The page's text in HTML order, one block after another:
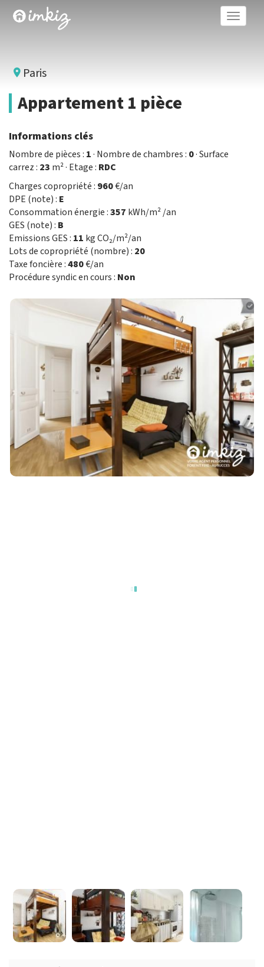
Toggle
Paris
Appartement 1 pièce
Informations clés
Nombre de pièces : 1· Nombre de chambres : 0· Surface
carrez : 23 m² · Etage : RDC
Charges copropriété : 960€/an
DPE (note) : E
Consommation énergie :357 kWh/m² /an
GES (note) : B
Emissions GES : 11 kg CO₂/m²/an
Lots de copropriété (nombre) : 20
Taxe foncière :480€/an
Procédure syndic en cours : Non